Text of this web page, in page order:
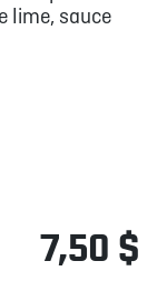
lime, sauce
7,50 $